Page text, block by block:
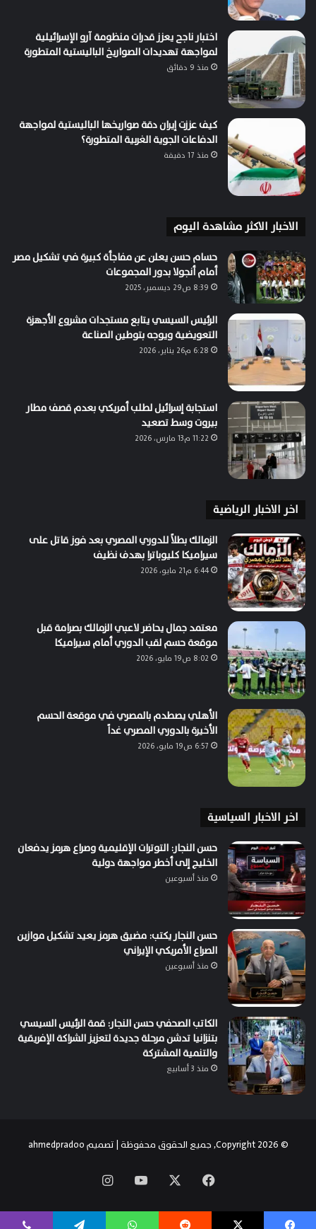
اختبار ناجح يعزز قدرات منظومة آرو الإسرائيلية
لمواجهة تهديدات الصواريخ الباليستية المتطورة
منذ 9 دقائق
كيف عززت إيران دقة صواريخها الباليستية لمواجهة
الدفاعات الجوية الغربية المتطورة؟
منذ 17 دقيقة
الاخبار الاكثر مشاهدة اليوم
حسام حسن يعلن عن مفاجأة كبيرة في تشكيل مصر
أمام أنجولا بدور المجموعات
8:39 ص29 ديسمبر، 2025
الرئيس السيسي يتابع مستجدات مشروع الأجهزة
التعويضية ويوجه بتوطين الصناعة
6:28 م26 يناير، 2026
استجابة إسرائيل لطلب أمريكي بعدم قصف مطار
بيروت وسط تصعيد
11:22 م13 مارس، 2026
اخر الاخبار الرياضية
الزمالك بطلاً للدوري المصري بعد فوز قاتل على
سيراميكا كليوباترا بهدف نظيف
6:44 م21 مايو، 2026
معتمد جمال يحاضر لاعبي الزمالك بصرامة قبل
موقعة حسم لقب الدوري أمام سيراميكا
8:02 ص19 مايو، 2026
الأهلي يصطدم بالمصري في موقعة الحسم
الأخيرة بالدوري المصري غداً
6:57 ص19 مايو، 2026
اخر الاخبار السياسية
حسن النجار: التوترات الإقليمية وصراع هرمز يدفعان
الخليج إلى أخطر مواجهة دولية
منذ أسبوعين
حسن النجار يكتب: مضيق هرمز يعيد تشكيل موازين
الصراع الأمريكي الإيراني
منذ أسبوعين
الكاتب الصحفي حسن النجار: قمة الرئيس السيسي
بتنزانيا تدشن مرحلة جديدة لتعزيز الشراكة الإفريقية
والتنمية المشتركة
منذ 3 أسابيع
© Copyright 2026, جميع الحقوق محفوظة | تصميم ahmedpradoo
فيسبوك ‫YouTube